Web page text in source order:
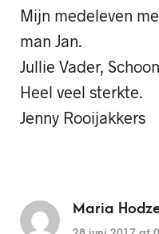
Mijn medeleven
man Jan.
Jullie Vader,
Heel veel sterkte.
Jenny Rooijakkers
Maria